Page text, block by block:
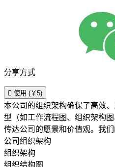
分享方式
 使用 (￥5)
本公司的组织架构确保了高效
型（如工作流程图、组织架构
传达公司的愿景和价值观。我
公司组织架构
组织架构
组织结构图